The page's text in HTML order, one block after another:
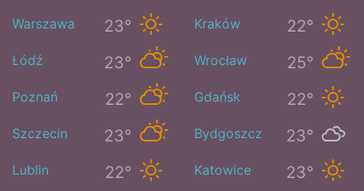
Warszawa 23° Kraków 22°
Łódź 23° Wrocław 25°
Poznań 22° Gdańsk 22°
Szczecin 23° Bydgoszcz 23°
Lublin 22° Katowice 23°